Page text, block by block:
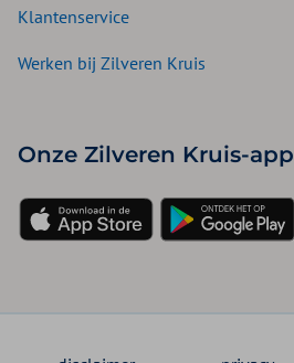
Klantenservice
Werken bij Zilveren Kruis
Onze Zilveren Kruis-app